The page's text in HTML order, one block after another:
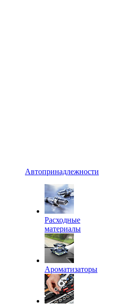
Автопринадлежности
Расходные
материалы
Ароматизаторы